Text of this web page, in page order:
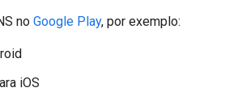
no Google Play, por exemplo:
iOS